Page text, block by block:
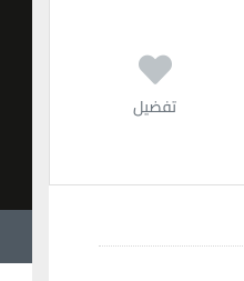
تفضيل